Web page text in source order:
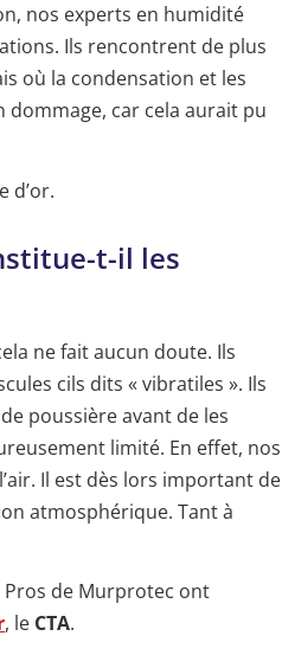
nos experts en humidité
Ils rencontrent de plus
où la condensation et les
dommage, car cela aurait pu
d’or.
t-il les
ne fait aucun doute. Ils
cils dits « vibratiles ». Ils
poussière avant de les
limité. En effet, nos
Il est dès lors important de
atmosphérique. Tant à
Pros de Murprotec ont
, le CTA.